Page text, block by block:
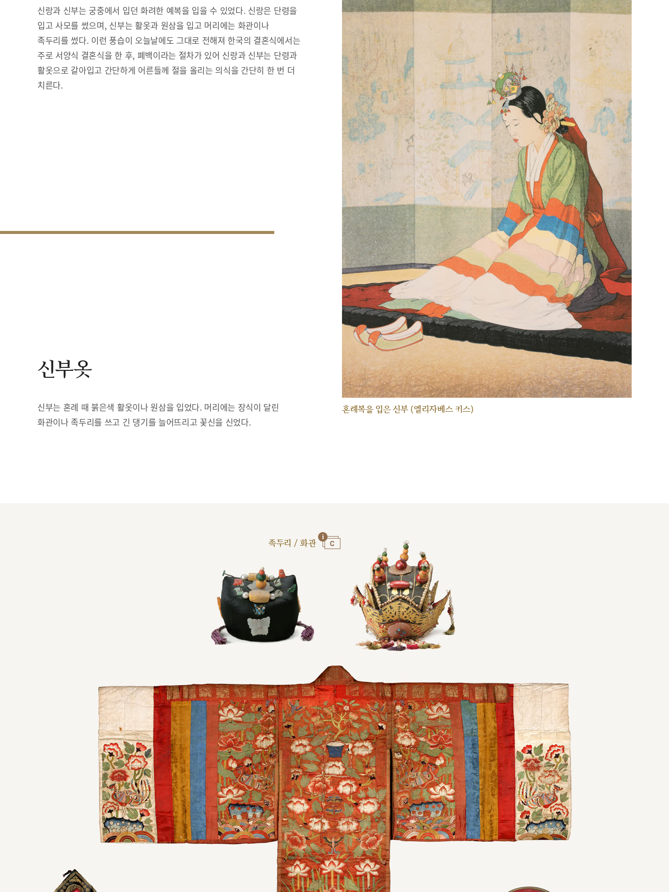
신랑과 신부는 궁중에서 입던 화려한 예복을 입을 수 있었다. 신랑은 단령을
입고 사모를 썼으며, 신부는 활옷과 원삼을 입고 머리에는 화관이나
족두리를 썼다. 이런 풍습이 오늘날에도 그대로 전해져 한국의 결혼식에서는
주로 서양식 결혼식을 한 후, 폐백이라는 절차가 있어 신랑과 신부는 단령과
활옷으로 갈아입고 간단하게 어른들께 절을 올리는 의식을 간단히 한 번 더
치른다.
혼례복을 입은 신부 (엘리자베스 키스)
신부옷
신부는 혼례 때 붉은색 활옷이나 원삼을 입었다. 머리에는 장식이 달린
화관이나 족두리를 쓰고 긴 댕기를 늘어뜨리고 꽃신을 신었다.
족두리 / 화관